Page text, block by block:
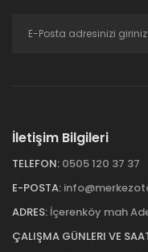
İletişim Bilgileri
TELEFON: 0505 120 37 37
E-POSTA:
ADRES: İçerenköy mah
ÇALIŞMA GÜNLERI VE